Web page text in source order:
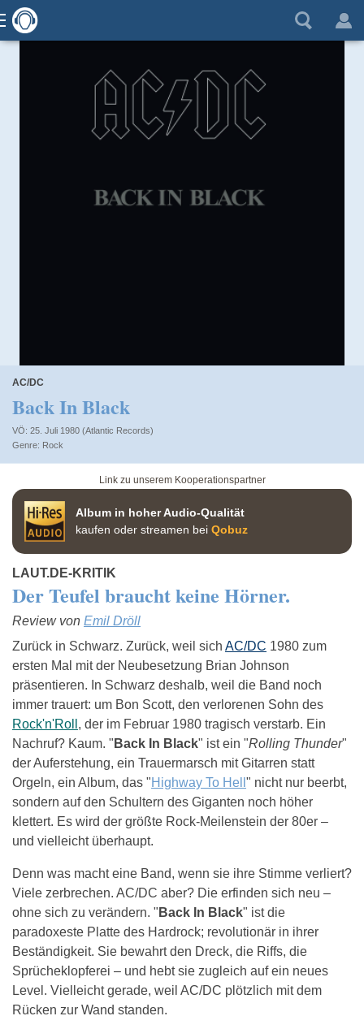
AC/DC
Back In Black
VÖ: 25. Juli 1980 (Atlantic Records)
Rock
Link zu unserem Kooperationspartner
Album in hoher Audio-Qualität
kaufen oder streamen bei Qobuz
LAUT.DE-KRITIK
Der Teufel braucht keine Hörner.
Review von Emil Dröll
Zurück in Schwarz. Zurück, weil sich AC/DC 1980 zum
ersten Mal mit der Neubesetzung Brian Johnson
präsentieren. In Schwarz deshalb, weil die Band noch
immer trauert: um Bon Scott, den verlorenen Sohn des
Rock'n'Roll , der im Februar 1980 tragisch verstarb. Ein
Nachruf? Kaum. " Back In Black" ist ein "Rolling Thunder"
der Auferstehung, ein Trauermarsch mit Gitarren statt
Orgeln, ein Album, das "Highway To Hell " nicht nur beerbt,
sondern auf den Schultern des Giganten noch höher
klettert. Es wird der größte Rock-Meilenstein der 80er –
und vielleicht überhaupt.
Denn was macht eine Band, wenn sie ihre Stimme verliert?
Viele zerbrechen. AC/DC aber? Die erfinden sich neu –
ohne sich zu verändern. " Back In Black" ist die
paradoxeste Platte des Hardrock; revolutionär in ihrer
Beständigkeit. Sie bewahrt den Dreck, die Riffs, die
Sprücheklopferei – und hebt sie zugleich auf ein neues
Level. Vielleicht gerade, weil AC/DC plötzlich mit dem
Rücken zur Wand standen.